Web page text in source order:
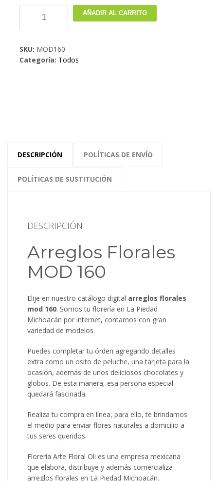
Florales
MOD
cantidad
AÑADIR AL CARRITO
SKU: MOD160
Categoría: Todos
DESCRIPCIÓN POLÍTICAS DE ENVÍO
POLÍTICAS DE SUSTITUCIÓN
DESCRIPCIÓN
Arreglos Florales
MOD 160
Elije en nuestro catálogo digital arreglos florales
mod 160. Somos tu florería en La Piedad
Michoacán por internet, contamos con gran
variedad de modelos.
Puedes completar tu órden agregando detalles
extra como un osito de peluche, una tarjeta para la
ocasión, además de unos deliciosos chocolates y
globos. De esta manera, esa persona especial
quedará fascinada.
Realiza tu compra en línea, para ello, te brindamos
el medio para enviar flores naturales a domicilio a
tus seres queridos.
Florería Arte Floral Oli es una empresa mexicana
que elabora, distribuye y además comercializa
arreglos florales en La Piedad Michoacán.